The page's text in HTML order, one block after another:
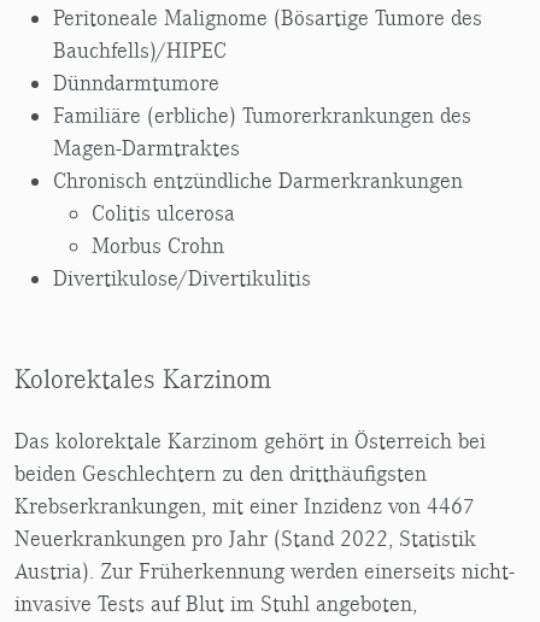
Peritoneale Malignome (Bösartige Tumore des
Bauchfells)/HIPEC
Dünndarmtumore
Familiäre (erbliche) Tumorerkrankungen des
Magen-Darmtraktes
Chronisch entzündliche Darmerkrankungen
Colitis ulcerosa
Morbus Crohn
Divertikulose/Divertikulitis
Kolorektales Karzinom
Das kolorektale Karzinom gehört in Österreich bei
beiden Geschlechtern zu den dritthäufigsten
Krebserkrankungen, mit einer Inzidenz von 4467
Neuerkrankungen pro Jahr (Stand 2022, Statistik
Austria). Zur Früherkennung werden einerseits nicht-
invasive Tests auf Blut im Stuhl angeboten,